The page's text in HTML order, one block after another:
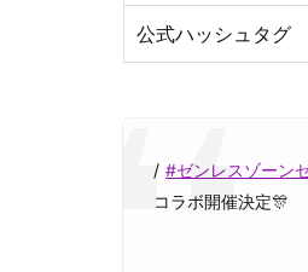
公式ハッシュタグ
/ #ゼンレスゾーン
コラボ開催決定🎊